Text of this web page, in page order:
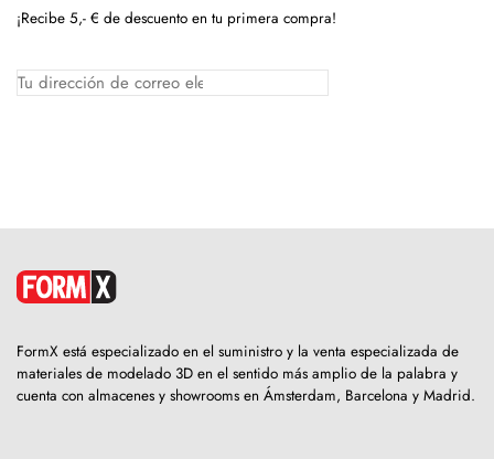
¡Recibe 5,- € de descuento en tu primera compra!
FormX está especializado en el suministro y la venta especializada de
materiales de modelado 3D en el sentido más amplio de la palabra y
cuenta con almacenes y showrooms en Ámsterdam, Barcelona y Madrid.